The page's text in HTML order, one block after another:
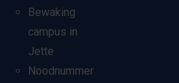
Bewaking
campus in
Jette
Noodnummer